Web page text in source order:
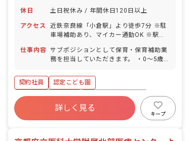
休日 土日祝休み / 年間休日120日以上
アクセス
近鉄奈良線「小倉駅」より徒歩7分 ※駐
車場補助あり、マイカー通勤OK ※駅チ
仕事内容 サブポジションとして保育・保育補助業
務を担当していただきます。 ・0～5歳
契約社員
認定こども園
ボーナス・賞与あり
年間休日120日以上
寮・住宅・家賃補助あり
社会保険完備
残業少なめ
詳しく見る
キープ